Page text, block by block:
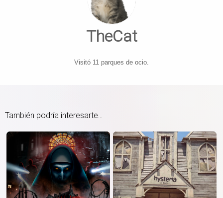
TheCat
Visitó 11 parques de ocio.
También podría interesarte...